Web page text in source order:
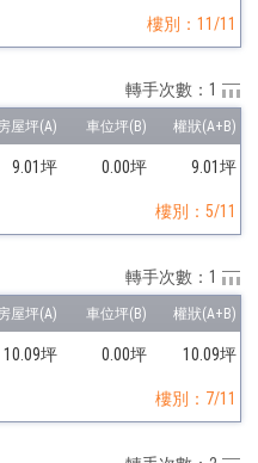
樓別：11/11
9.01坪 0.00坪 9.01坪
樓別：5/11
轉手次數：1
10.09坪 0.00坪 10.09坪
樓別：7/11
轉手次數：1